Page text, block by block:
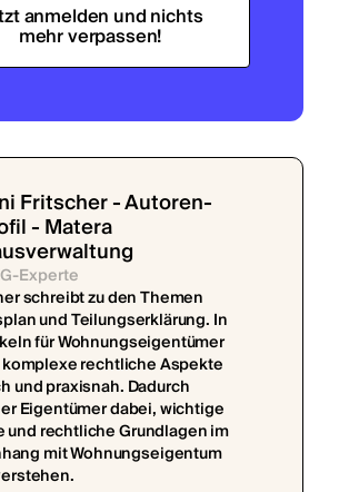
anmelden und nichts
mehr verpassen!
Fritscher - Autoren-
- Matera
Experte
schreibt zu den Themen
und Teilungserklärung. In
für Wohnungseigentümer
rechtliche Aspekte
und praxisnah. Dadurch
Eigentümer dabei, wichtige
und rechtliche Grundlagen im
mit Wohnungseigentum